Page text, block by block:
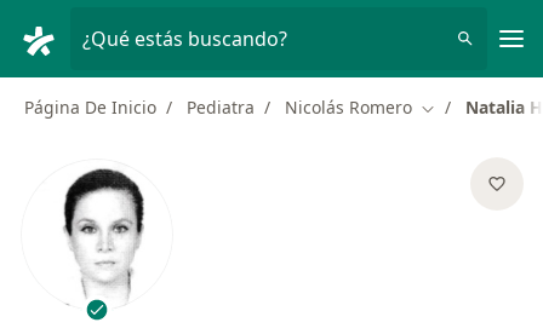
¿Qué estás buscando?
Página De Inicio Pediatra Nicolás Romero Cambiar de
Natalia